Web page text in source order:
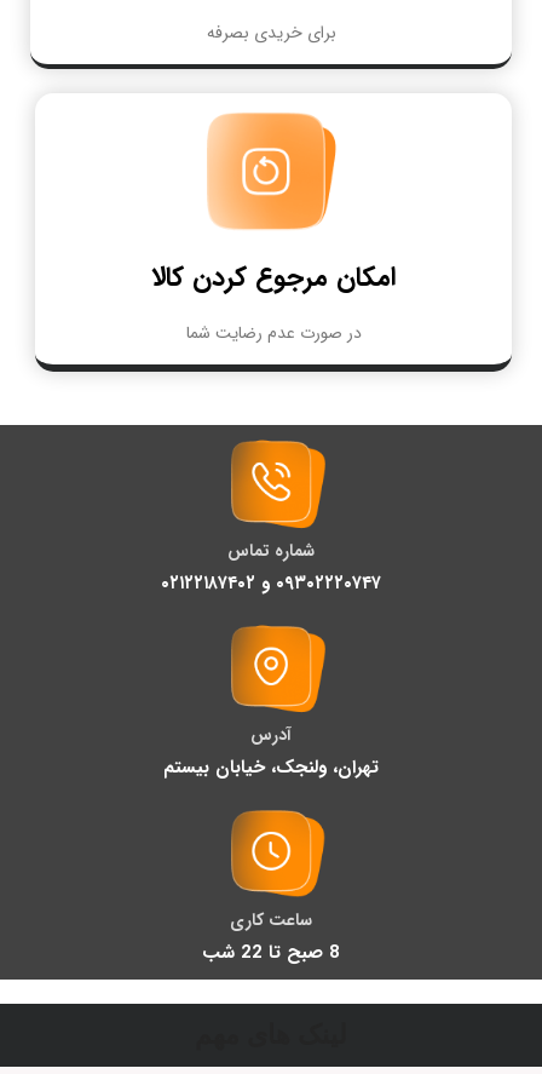
برای خریدی بصرفه
امکان مرجوع کردن کالا
در صورت عدم رضایت شما
شماره تماس
۰۹۳۰۲۲۲۰۷۴۷ و ۰۲۱۲۲۱۸۷۴۰۲
آدرس
تهران، ولنجک، خیابان بیستم
ساعت کاری
8 صبح تا 22 شب